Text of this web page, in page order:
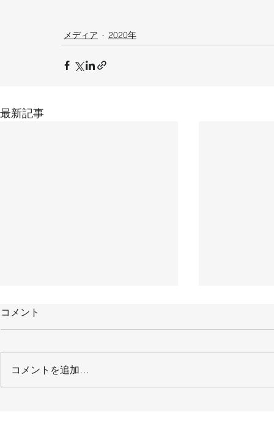
メディア 2020年
最新記事
コメント
コメントを追加…